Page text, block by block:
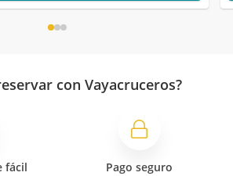
con Vayacruceros?
fácil Pago seguro